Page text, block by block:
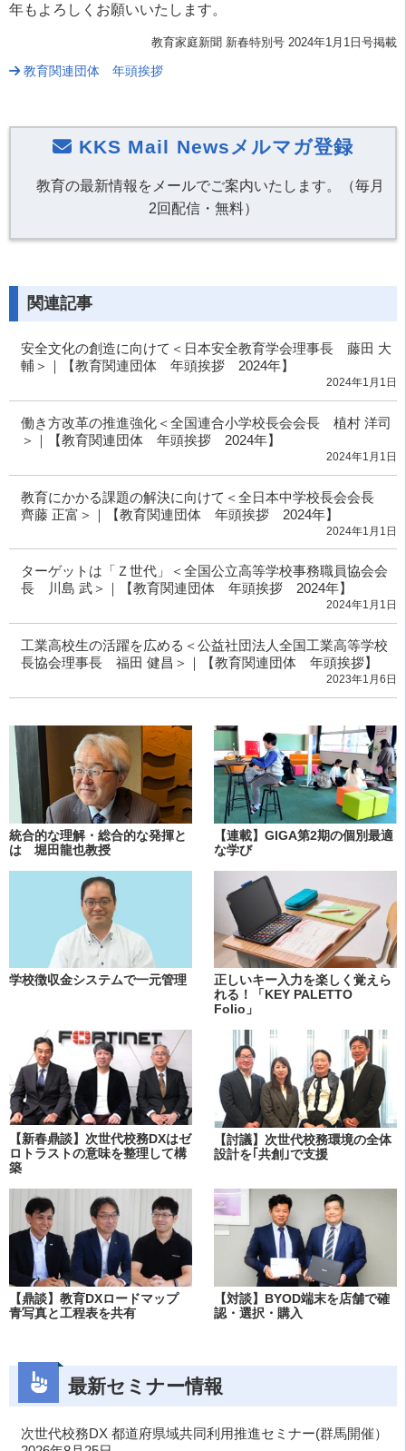
年もよろしくお願いいたします。
教育家庭新聞 新春特別号 2024年1月1日号掲載
教育関連団体 年頭挨拶
KKS Mail Newsメルマガ登録
教育の最新情報をメールでご案内いたします。（毎月
2回配信・無料）
関連記事
安全文化の創造に向けて＜日本安全教育学会理事長 藤田 大
輔＞｜【教育関連団体 年頭挨拶 2024年】
2024年1月1日
働き方改革の推進強化＜全国連合小学校長会会長 植村 洋司
＞｜【教育関連団体 年頭挨拶 2024年】
2024年1月1日
教育にかかる課題の解決に向けて＜全日本中学校長会会長
齊藤 正富＞｜【教育関連団体 年頭挨拶 2024年】
2024年1月1日
ターゲットは「Ｚ世代」＜全国公立高等学校事務職員協会会
長 川島 武＞｜【教育関連団体 年頭挨拶 2024年】
2024年1月1日
工業高校生の活躍を広める＜公益社団法人全国工業高等学校
長協会理事長 福田 健昌＞｜【教育関連団体 年頭挨拶】
2023年1月6日
統合的な理解・総合的な発揮と
は 堀田龍也教授
【連載】GIGA第2期の個別最適
な学び
学校徴収金システムで一元管理
正しいキー入力を楽しく覚えら
れる！「KEY PALETTO
Folio」
【新春鼎談】次世代校務DXはゼ
ロトラストの意味を整理して構
築
【討議】次世代校務環境の全体
設計を｢共創｣で支援
【鼎談】教育DXロードマップ
青写真と工程表を共有
【対談】BYOD端末を店舗で確
認・選択・購入
最新セミナー情報
次世代校務DX 都道府県域共同利用推進セミナー(群馬開催）